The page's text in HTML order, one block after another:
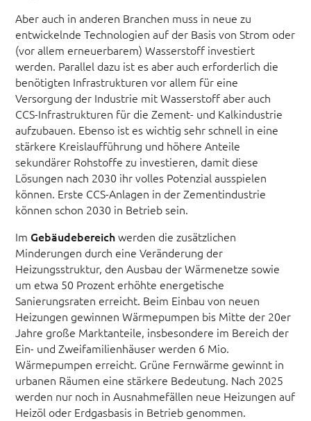
Aber auch in anderen Branchen muss in neue zu
entwickelnde Technologien auf der Basis von Strom oder
(vor allem erneuerbarem) Wasserstoff investiert
werden. Parallel dazu ist es aber auch erforderlich die
benötigten Infrastrukturen vor allem für eine
Versorgung der Industrie mit Wasserstoff aber auch
CCS-Infrastrukturen für die Zement- und Kalkindustrie
aufzubauen. Ebenso ist es wichtig sehr schnell in eine
stärkere Kreislaufführung und höhere Anteile
sekundärer Rohstoffe zu investieren, damit diese
Lösungen nach 2030 ihr volles Potenzial ausspielen
können. Erste CCS-Anlagen in der Zementindustrie
können schon 2030 in Betrieb sein.
ImGebäudebereichwerden die zusätzlichen
Minderungen durch eine Veränderung der
Heizungsstruktur, den Ausbau der Wärmenetze sowie
um etwa 50 Prozent erhöhte energetische
Sanierungsraten erreicht. Beim Einbau von neuen
Heizungen gewinnen Wärmepumpen bis Mitte der 20er
Jahre große Marktanteile, insbesondere im Bereich der
Ein- und Zweifamilienhäuser werden 6 Mio.
Wärmepumpen erreicht. Grüne Fernwärme gewinnt in
urbanen Räumen eine stärkere Bedeutung. Nach 2025
werden nur noch in Ausnahmefällen neue Heizungen auf
Heizöl oder Erdgasbasis in Betrieb genommen.